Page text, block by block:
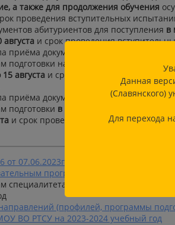
а также для продолжения обучения
проведения вступительных
абитуриентов для поступления в
и срок проведения
приёма документов, необходимых для
подготовки научно-педагогических
августа и срок проведения
приёма документов, необходимых для
подготовки в докторантуре по
и срок проведения вступительных
от 07.06.2023г. О внесении дополнений
программам высшего
специалитета, программам
(профилей, программы
ВО РТСУ на 2023-2024 учебный год
Данная
(Славянского)
Для перехода